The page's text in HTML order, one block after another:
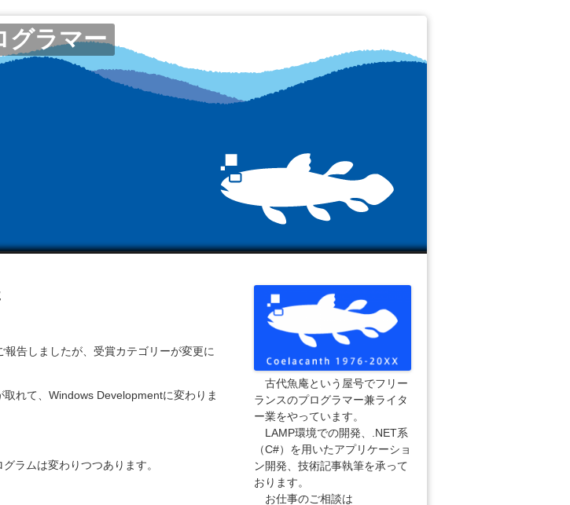
グラマー
報告しましたが、受賞カテゴリーが変更に
れて、Windows Developmentに変わりま
ラムは変わりつつあります。
古代魚庵という屋号でフリー
ランスのプログラマー兼ライタ
ー業をやっています。
LAMP環境での開発、.NET系
（C#）を用いたアプリケーショ
ン開発、技術記事執筆を承って
おります。
お仕事のご相談は